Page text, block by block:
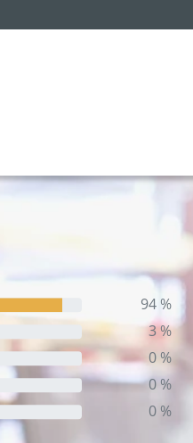
94 %
3 %
0 %
0 %
0 %